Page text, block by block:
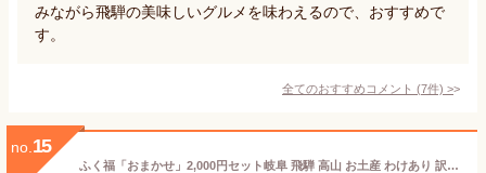
みながら飛騨の美味しいグルメを味わえるので、おすすめで
す。
全てのおすすめコメント (7件) >
no. 15
ふく福「おまかせ」2,000円セット岐阜 飛騨 高山 お土産 わけあり 訳あり 在庫処分 食品ロス削減 送料無料 ※賞味期限2021年9月16日の商品が入ります【送料無料】【55】